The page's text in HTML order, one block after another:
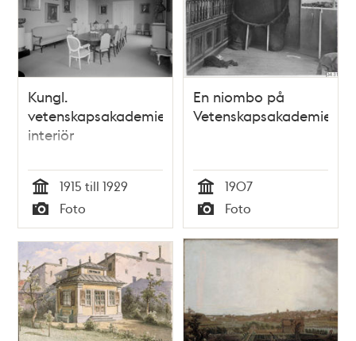
Kungl.
vetenskapsakademien,
interiör
Tid
1915 till 1929
Typ
Foto
En niombo på
Vetenskapsakademien
Tid
1907
Typ
Foto